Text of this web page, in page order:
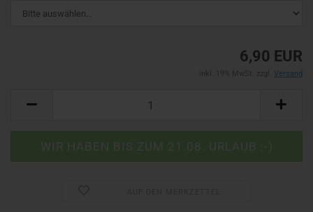
6,90 EUR
Versand